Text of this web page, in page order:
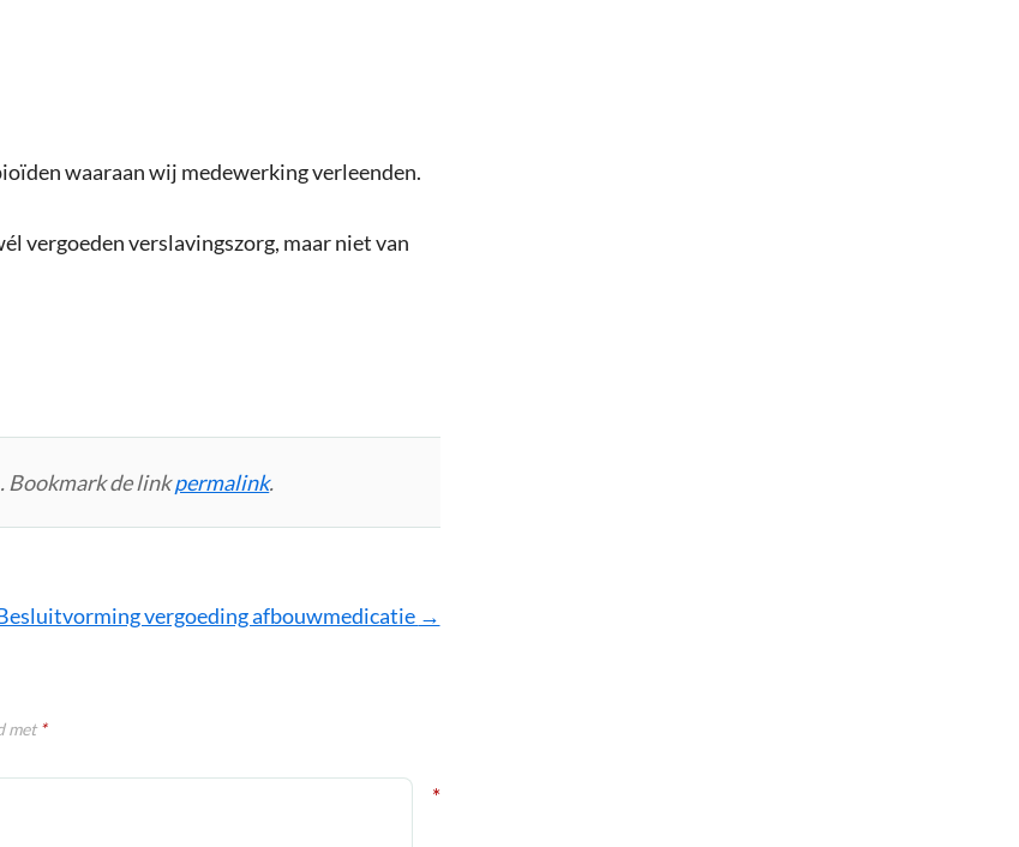
waaraan wij medewerking verleenden.
vergoeden verslavingszorg, maar niet van
Bookmark de linkpermalink.
vergoeding afbouwmedicatie →
met*
*